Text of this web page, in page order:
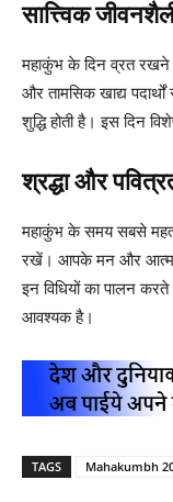
सात्त्विक
महाकुंभ के दिन व्रत रखने
और तामसिक खाद्य
शुद्धि होती है। इस दिन
श्रद्धा और
महाकुंभ के समय सबसे
रखें। आपके मन और आत्मा
इन विधियों का पालन
आवश्यक है।
TAGS Mahakumbh